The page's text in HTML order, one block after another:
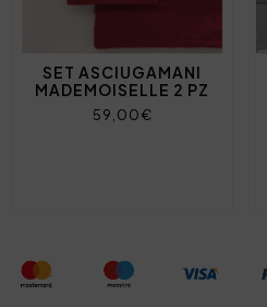
SET ASCIUGAMANI
MADEMOISELLE 2 PZ
59,00€